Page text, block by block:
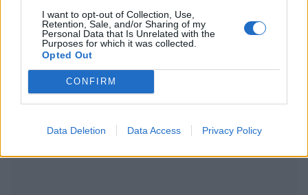
I want to opt-out of Collection, Use,
Retention, Sale, and/or Sharing of my
Personal Data that Is Unrelated with the
Purposes for which it was collected.
Opted Out
CONFIRM
Data Deletion Data Access Privacy Policy
The Hype: Food Trends des Monats
EAT & DRINK